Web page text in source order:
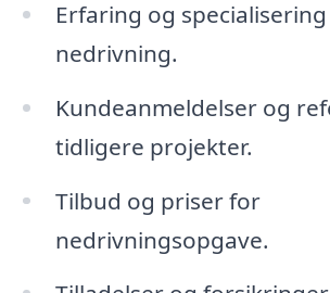
Erfaring og
nedrivning.
Kundeanmeldelser og
tidligere projekter.
Tilbud og priser for
nedrivningsopgave.